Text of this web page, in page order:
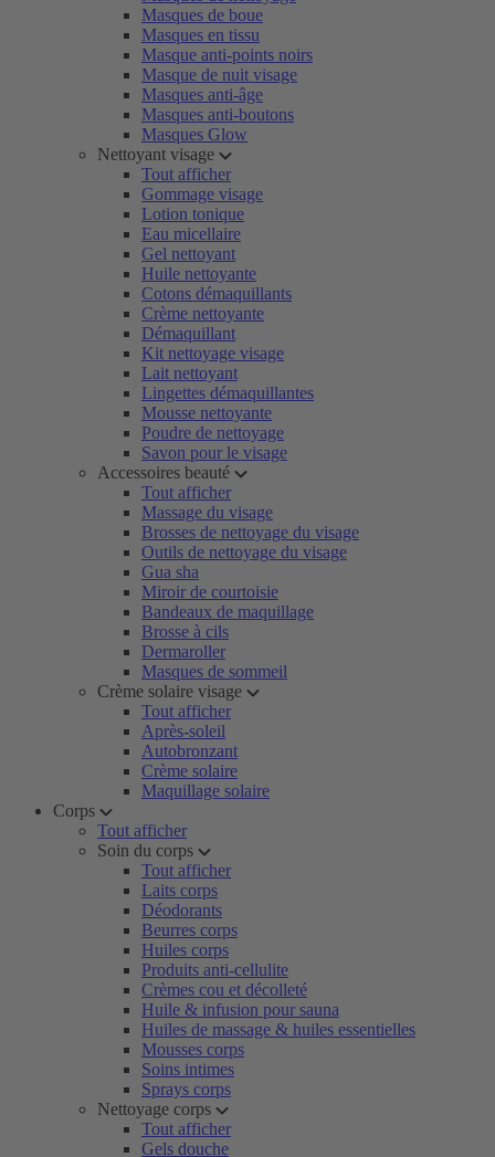
Masques de boue
Masques en tissu
Masque anti-points noirs
Masque de nuit visage
Masques anti-âge
Masques anti-boutons
Masques Glow
Nettoyant visage
Tout afficher
Gommage visage
Lotion tonique
Eau micellaire
Gel nettoyant
Huile nettoyante
Cotons démaquillants
Crème nettoyante
Démaquillant
Kit nettoyage visage
Lait nettoyant
Lingettes démaquillantes
Mousse nettoyante
Poudre de nettoyage
Savon pour le visage
Accessoires beauté
Tout afficher
Massage du visage
Brosses de nettoyage du visage
Outils de nettoyage du visage
Gua sha
Miroir de courtoisie
Bandeaux de maquillage
Brosse à cils
Dermaroller
Masques de sommeil
Crème solaire visage
Tout afficher
Après-soleil
Autobronzant
Crème solaire
Maquillage solaire
Corps
Tout afficher
Soin du corps
Tout afficher
Laits corps
Déodorants
Beurres corps
Huiles corps
Produits anti-cellulite
Crèmes cou et décolleté
Huile & infusion pour sauna
Huiles de massage & huiles essentielles
Mousses corps
Soins intimes
Sprays corps
Nettoyage corps
Tout afficher
Gels douche